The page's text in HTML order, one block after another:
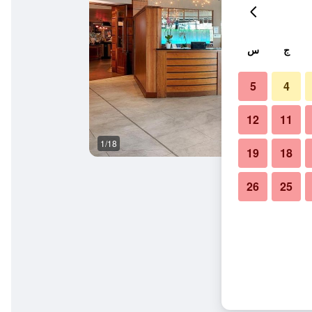
1/18
ج س
4
5
11
12
18
19
25
26